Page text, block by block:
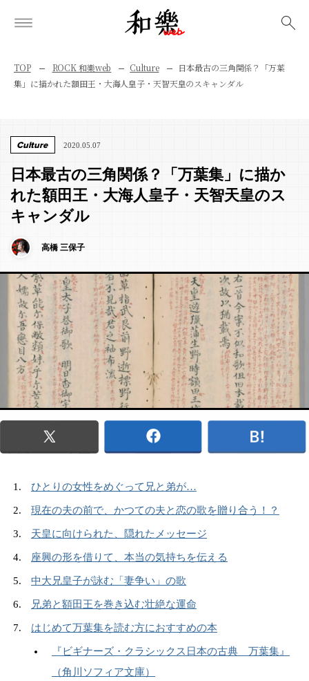
TOP ROCK 和樂web Culture
日本最古の三角関係？「万葉
集」に描かれた額田王・大海人皇子・天智天皇のスキャンダル
Culture 2020.05.07
日本最古の三角関係？「万葉集」に描か
れた額田王・大海人皇子・天智天皇のス
キャンダル
高橋 三保子
ひとりの女性をめぐって兄と弟が…
現在の夫の前で、かつての夫と恋の歌を贈り合う！？
天皇に向けられた、隠れたメッセージ
座興の形を借りて、本当の気持ちを伝える
中大兄皇子が詠む「妻争い」の歌
兄弟と額田王を巻き込む壮絶な運命
はじめて万葉集を読む方におすすめの本
『ビギナーズ・クラシックス日本の古典 万葉集』
（角川ソフィア文庫）